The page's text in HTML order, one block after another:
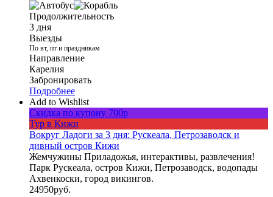
Продолжительность
3 дня
Выезды
По вт, пт и праздникам
Направление
Карелия
Забронировать
Подробнее
Add to Wishlist
Скидка по купону 700р
Тур в Кижи
Вокруг Ладоги за 3 дня: Рускеала, Петрозаводск и
дивный остров Кижи
Жемчужины Приладожья, интерактивы, развлечения!
Парк Рускеала, остров Кижи, Петрозаводск, водопады
Ахвенкоски, город викингов.
24950руб.